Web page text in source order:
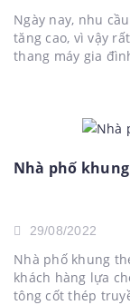
Ngày nay, nhu
tăng cao, vì vậy
thang máy gia
Nhà phố
29/08/2022
Nhà phố khung
khách hàng lựa
tông cốt thép